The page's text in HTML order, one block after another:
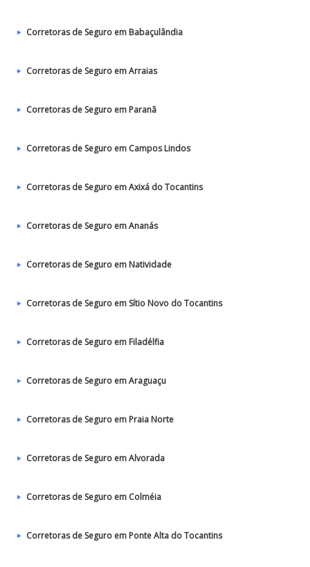
Corretoras de Seguro em Babaçulândia
Corretoras de Seguro em Arraias
Corretoras de Seguro em Paranã
Corretoras de Seguro em Campos Lindos
Corretoras de Seguro em Axixá do Tocantins
Corretoras de Seguro em Ananás
Corretoras de Seguro em Natividade
Corretoras de Seguro em Sítio Novo do Tocantins
Corretoras de Seguro em Filadélfia
Corretoras de Seguro em Araguaçu
Corretoras de Seguro em Praia Norte
Corretoras de Seguro em Alvorada
Corretoras de Seguro em Colméia
Corretoras de Seguro em Ponte Alta do Tocantins